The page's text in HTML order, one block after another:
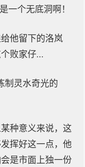
一个无底洞啊！
他留下的洛岚
败家仔...
制灵水奇光的
种意义来说，这
挥好这一点，他
是市面上独一份